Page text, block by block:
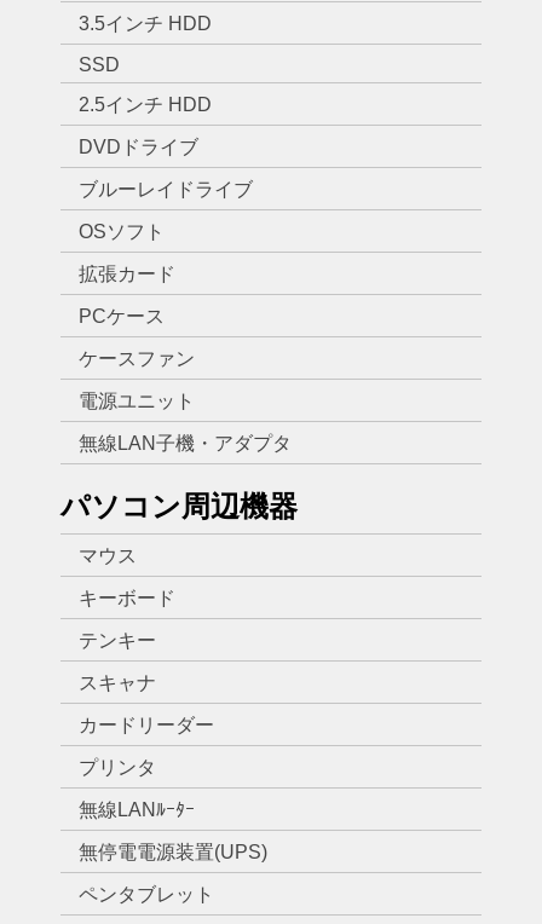
3.5インチ HDD
SSD
2.5インチ HDD
DVDドライブ
ブルーレイドライブ
OSソフト
拡張カード
PCケース
ケースファン
電源ユニット
無線LAN子機・アダプタ
パソコン周辺機器
マウス
キーボード
テンキー
スキャナ
カードリーダー
プリンタ
無線LANﾙｰﾀｰ
無停電電源装置(UPS)
ペンタブレット